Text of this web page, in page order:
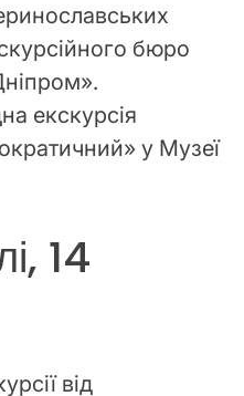
бюро
екскурсія
у Музеї
14
від